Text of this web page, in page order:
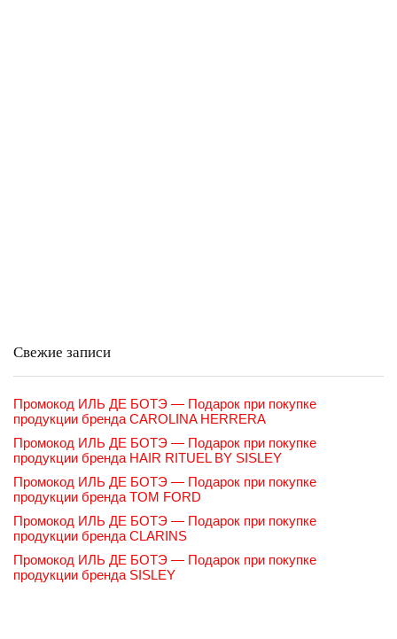
Свежие записи
Промокод ИЛЬ ДЕ БОТЭ — Подарок при покупке
продукции бренда CAROLINA HERRERA
Промокод ИЛЬ ДЕ БОТЭ — Подарок при покупке
продукции бренда HAIR RITUEL BY SISLEY
Промокод ИЛЬ ДЕ БОТЭ — Подарок при покупке
продукции бренда TOM FORD
Промокод ИЛЬ ДЕ БОТЭ — Подарок при покупке
продукции бренда CLARINS
Промокод ИЛЬ ДЕ БОТЭ — Подарок при покупке
продукции бренда SISLEY